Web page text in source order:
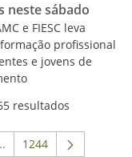
neste sábado
e FIESC leva
profissional
e jovens de
resultados
Usar ABA para
Páginas intermediárias
Página
1244